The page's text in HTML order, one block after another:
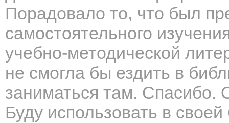
Порадовало то, что был
самостоятельного
учебно-методической
не смогла бы ездить в
заниматься там. Спасибо.
Буду использовать в